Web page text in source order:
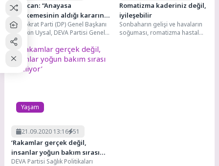
Babacan: “Anayasa
Mahkemesinin aldığı kararın
tanınmaması kimsenin
haddine değil”
Demokrat Parti (DP) Genel Başkanı
Gültekin Uysal, DEVA Partisi Genel
Başkanı Ali Babacan’ı parti genel...
Romatizma kaderiniz değil,
iyileşebilir
Sonbaharın gelişi ve havaların
soğuması, romatizma hastaları
Yaşam
21.09.2020 13:16 51
‘Rakamlar gerçek değil,
insanlar yoğun bakım sırası
bekliyor’
DEVA Partisi Sağlık Politikaları